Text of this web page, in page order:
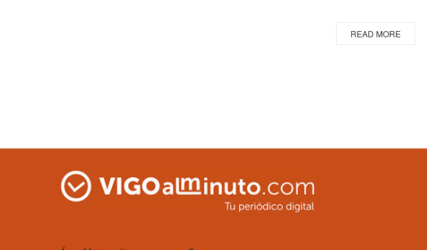
READ MORE